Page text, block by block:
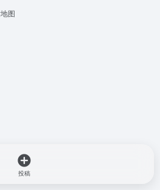
图
投稿